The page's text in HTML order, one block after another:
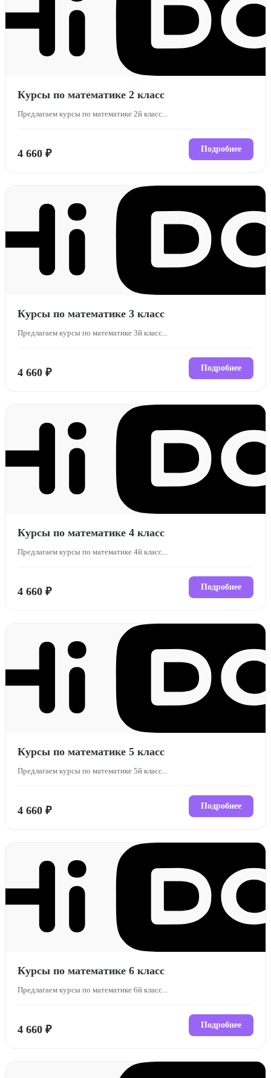
Курсы по математике 2 класс
Предлагаем курсы по математике 2й класс...
4 660 ₽ Подробнее
Курсы по математике 3 класс
Предлагаем курсы по математике 3й класс...
4 660 ₽ Подробнее
Курсы по математике 4 класс
Предлагаем курсы по математике 4й класс...
4 660 ₽ Подробнее
Курсы по математике 5 класс
Предлагаем курсы по математике 5й класс...
4 660 ₽ Подробнее
Курсы по математике 6 класс
Предлагаем курсы по математике 6й класс...
4 660 ₽ Подробнее